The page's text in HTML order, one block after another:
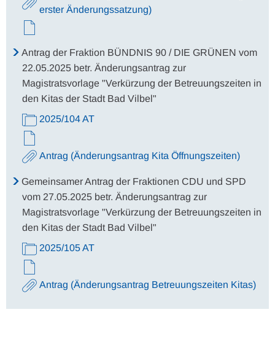
erster Änderungssatzung)
Antrag der Fraktion BÜNDNIS 90 / DIE GRÜNEN vom
22.05.2025 betr. Änderungsantrag zur
Magistratsvorlage "Verkürzung der Betreuungszeiten in
den Kitas der Stadt Bad Vilbel"
2025/104 AT
Antrag (Änderungsantrag Kita Öffnungszeiten)
Gemeinsamer Antrag der Fraktionen CDU und SPD
vom 27.05.2025 betr. Änderungsantrag zur
Magistratsvorlage "Verkürzung der Betreuungszeiten in
den Kitas der Stadt Bad Vilbel"
2025/105 AT
Antrag (Änderungsantrag Betreuungszeiten Kitas)